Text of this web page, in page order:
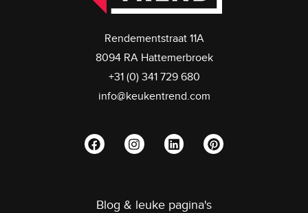
Rendementstraat 11A
8094 RA Hattemerbroek
+31 (0) 341 729 680
info@keukentrend.com
Blog & leuke pagina's